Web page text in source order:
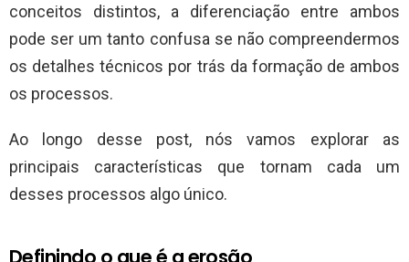
conceitos distintos, a diferenciação entre ambos
pode ser um tanto confusa se não compreendermos
os detalhes técnicos por trás da formação de ambos
os processos.
Ao longo desse post, nós vamos explorar as
principais características que tornam cada um
desses processos algo único.